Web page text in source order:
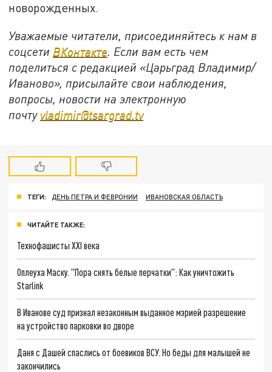
новорожденных.
Уважаемые читатели, присоединяйтесь к нам в
соцсети ВКонтакте. Если вам есть чем
поделиться с редакцией «Царьград Владимир/
Иваново», присылайте свои наблюдения,
вопросы, новости на электронную
почту vladimir@tsargrad.tv
ТЕГИ: ДЕНЬ ПЕТРА И ФЕВРОНИИ ИВАНОВСКАЯ ОБЛАСТЬ
ЧИТАЙТЕ ТАКЖЕ:
Технофашисты XXI века
Оплеуха Маску. "Пора снять белые перчатки": Как уничтожить
Starlink
В Иванове суд признал незаконным выданное мэрией разрешение
на устройство парковки во дворе
Даня с Дашей спаслись от боевиков ВСУ. Но беды для малышей не
закончились